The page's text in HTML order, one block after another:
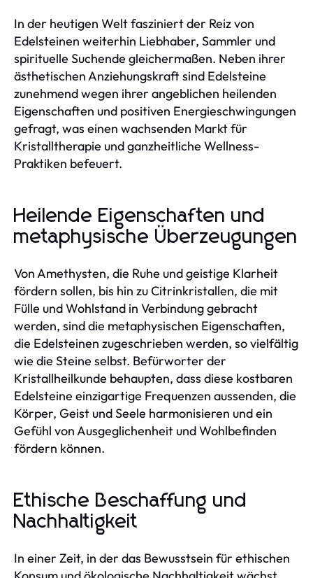
In der heutigen Welt fasziniert der Reiz von
Edelsteinen weiterhin Liebhaber, Sammler und
spirituelle Suchende gleichermaßen. Neben ihrer
ästhetischen Anziehungskraft sind Edelsteine
zunehmend wegen ihrer angeblichen heilenden
Eigenschaften und positiven Energieschwingungen
gefragt, was einen wachsenden Markt für
Kristalltherapie und ganzheitliche Wellness-
Praktiken befeuert.
Heilende Eigenschaften und
metaphysische Überzeugungen
Von Amethysten, die Ruhe und geistige Klarheit
fördern sollen, bis hin zu Citrinkristallen, die mit
Fülle und Wohlstand in Verbindung gebracht
werden, sind die metaphysischen Eigenschaften,
die Edelsteinen zugeschrieben werden, so vielfältig
wie die Steine selbst. Befürworter der
Kristallheilkunde behaupten, dass diese kostbaren
Edelsteine einzigartige Frequenzen aussenden, die
Körper, Geist und Seele harmonisieren und ein
Gefühl von Ausgeglichenheit und Wohlbefinden
fördern können.
Ethische Beschaffung und
Nachhaltigkeit
In einer Zeit, in der das Bewusstsein für ethischen